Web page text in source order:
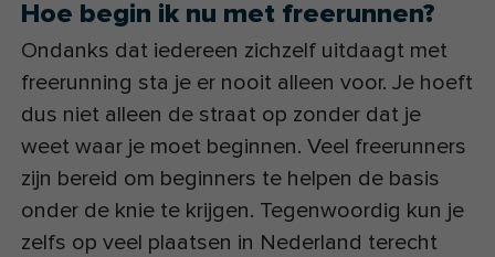
Hoe begin ik nu met freerunnen?
Ondanks dat iedereen zichzelf uitdaagt met
freerunning sta je er nooit alleen voor. Je hoeft
dus niet alleen de straat op zonder dat je
weet waar je moet beginnen. Veel freerunners
zijn bereid om beginners te helpen de basis
onder de knie te krijgen. Tegenwoordig kun je
zelfs op veel plaatsen in Nederland terecht